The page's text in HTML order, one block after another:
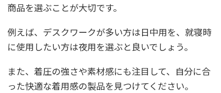
商品を選ぶことが大切です。
例えば、デスクワークが多い方は日中用を、就寝時
に使用したい方は夜用を選ぶと良いでしょう。
また、着圧の強さや素材感にも注目して、自分に合
った快適な着用感の製品を見つけてください。